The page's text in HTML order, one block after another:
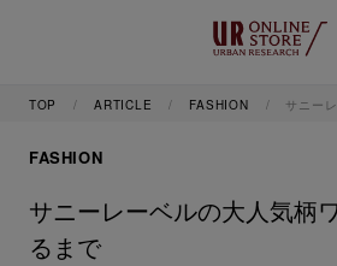
TOP ARTICLE FASHION サニー
FASHION
サニーレーベルの大人気柄
るまで